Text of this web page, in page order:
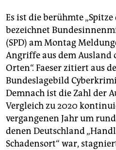
abo
genossenschaft
epaper login
Es ist die berühmte „Spitze
bezeichnet
(SPD) am Montag
Angriffe aus dem Ausland
Orten“. Faeser zitiert aus
Bundeslagebild
Demnach ist die Zahl der
Vergleich zu 2020
vergangenen Jahr um
denen Deutschland
Schadensort“ war,